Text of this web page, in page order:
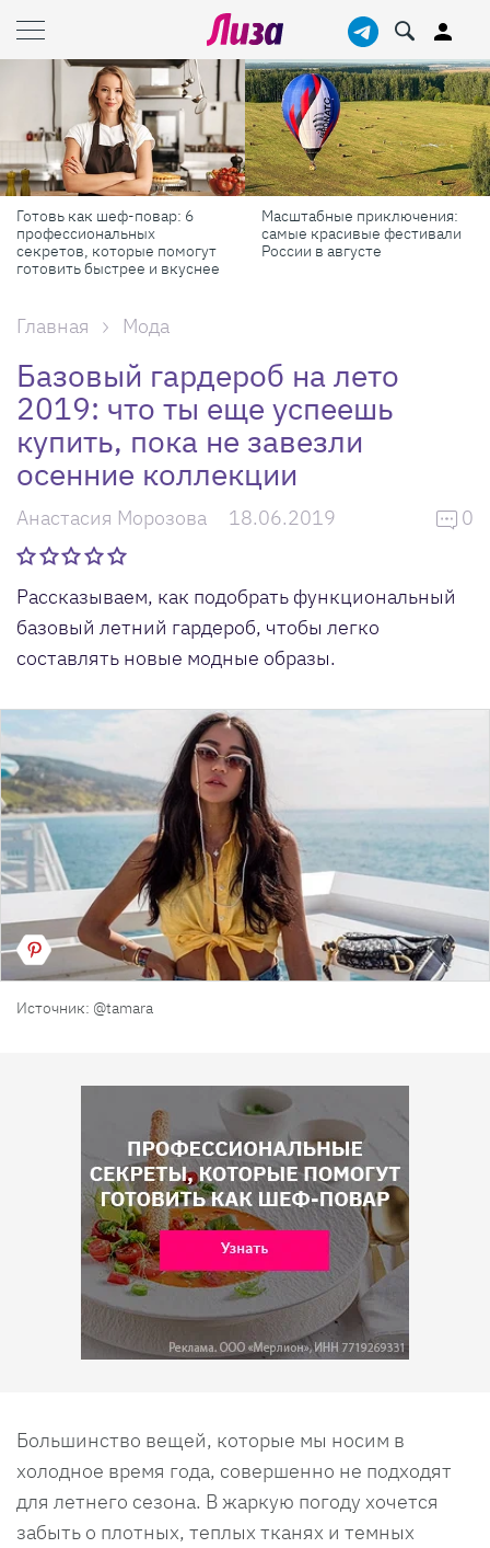
Готовь как шеф-повар: 6
профессиональных
секретов, которые помогут
готовить быстрее и вкуснее
Масштабные приключения:
самые красивые фестивали
России в августе
Главная Мода
Базовый гардероб на лето
2019: что ты еще успеешь
купить, пока не завезли
осенние коллекции
Анастасия Морозова 18.06.2019 0
Рассказываем, как подобрать функциональный
базовый летний гардероб, чтобы легко
составлять новые модные образы.
Источник: @tamara
Большинство вещей, которые мы носим в
холодное время года, совершенно не подходят
для летнего сезона. В жаркую погоду хочется
забыть о плотных, теплых тканях и темных